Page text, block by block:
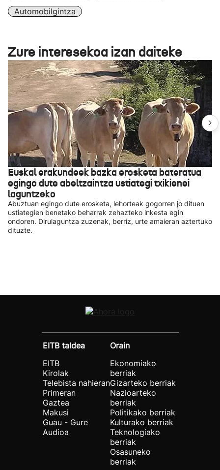
Automobilgintza
Zure interesekoa izan daiteke
Euskal erakundeek bazka erosketa bateratua
egingo dute abeltzaintza ustiategi txikienei
laguntzeko
Abuztuan egingo dute erosketa, lehorteak gogorren jo dituen
ustiategien benetako beharrak zehazteko inkesta egin
ondoren. Dirulaguntza zuzenak, berriz, urte amaieran aztertuko
dituzte.
EITB taldea
EITB
Kirolak
Telebista nahieran
Primeran
Gaztea
Makusi
Guau - Gure
Audioa
Orain
Ekonomiako
berriak
Gizarteko berriak
Nazioarteko
berriak
Politikako berriak
Kulturako berriak
Teknologiako
berriak
Osasuneko
berriak